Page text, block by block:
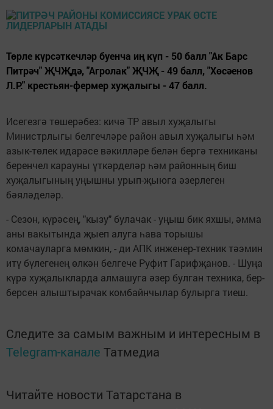
Төрле күрсәткечләр буенча иң күп - 50 балл "Ак Барс
Питрәч" ҖЧҖдә, "Агролак" ҖЧҖ - 49 балл, "Хөсәенов
Л.Р." крестьян-фермер хуҗалыгы - 47 балл.
Исегезгә төшерәбез: кичә ТР авыл хуҗалыгы
Министрлыгы белгечләре район авыл хуҗалыгы һәм
азык-төлек идарәсе вәкилләре белән бергә техниканы
беренчел карауны үткәрделәр һәм районның биш
хуҗалыгының уңышны урып-җыюга әзерлеген
бәяләделәр.
- Сезон, күрәсең, "кызу" булачак - уңыш бик яхшы, әмма
аны вакытында җыеп алуга һава торышы
комачауларга мөмкин, - ди АПК инженер-техник тәэмин
итү бүлегенең өлкән белгече Руфит Гарифҗанов. - Шуңа
күрә хуҗалыкларда алмашуга әзер булган техника, бер-
берсен алыштырачак комбайнчылар булырга тиеш.
Следите за самым важным и интересным в
Telegram-канале Татмедиа
Читайте новости Татарстана в